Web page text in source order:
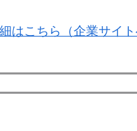
はこちら（企業サイト